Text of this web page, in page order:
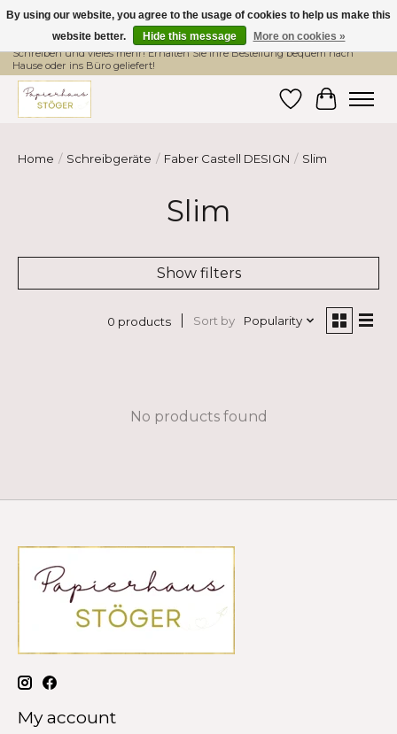
Hier finden Sie hochwertige Produkte im Bereich Schule, Büro, Papier,
Schreiben und vieles mehr! Erhalten Sie Ihre Bestellung bequem nach
Hause oder ins Büro geliefert!
WishlistCart
Home / Schreibgeräte / Faber Castell DESIGN / Slim
Slim
Show filters
0 products Sort by Popularity
No products found
My account
By using our website, you agree to the usage of cookies to help us make this
website better.
Hide this message More on cookies »